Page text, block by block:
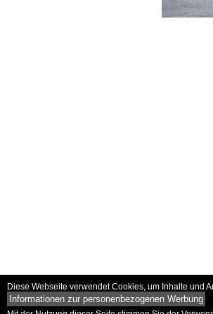
Diese Webseite verwendet Cookies, um Inhalte und
Informationen zur personenbezogenen Werbung